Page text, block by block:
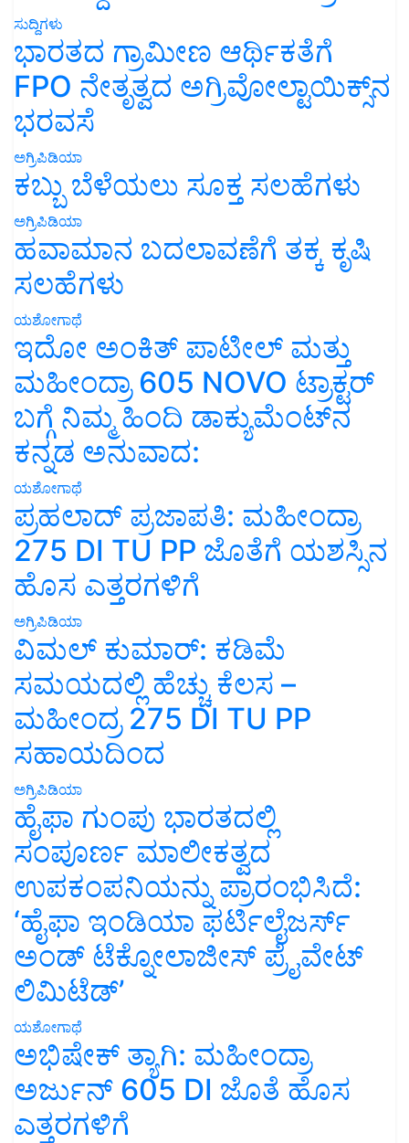
ಸುದ್ದಿಗಳು
ಭಾರತದ ಗ್ರಾಮೀಣ ಆರ್ಥಿಕತೆಗೆ
FPO ನೇತೃತ್ವದ ಅಗ್ರಿವೋಲ್ಟಾಯಿಕ್ಸ್‌ನ
ಭರವಸೆ
ಅಗ್ರಿಪಿಡಿಯಾ
ಕಬ್ಬು ಬೆಳೆಯಲು ಸೂಕ್ತ ಸಲಹೆಗಳು
ಅಗ್ರಿಪಿಡಿಯಾ
ಹವಾಮಾನ ಬದಲಾವಣೆಗೆ ತಕ್ಕ ಕೃಷಿ
ಸಲಹೆಗಳು
ಯಶೋಗಾಥೆ
ಇದೋ ಅಂಕಿತ್ ಪಾಟೀಲ್ ಮತ್ತು
ಮಹೀಂದ್ರಾ 605 NOVO ಟ್ರಾಕ್ಟರ್
ಬಗ್ಗೆ ನಿಮ್ಮ ಹಿಂದಿ ಡಾಕ್ಯುಮೆಂಟ್‌ನ
ಕನ್ನಡ ಅನುವಾದ:
ಯಶೋಗಾಥೆ
ಪ್ರಹಲಾದ್ ಪ್ರಜಾಪತಿ: ಮಹೀಂದ್ರಾ
275 DI TU PP ಜೊತೆಗೆ ಯಶಸ್ಸಿನ
ಹೊಸ ಎತ್ತರಗಳಿಗೆ
ಅಗ್ರಿಪಿಡಿಯಾ
ವಿಮಲ್ ಕುಮಾರ್: ಕಡಿಮೆ
ಸಮಯದಲ್ಲಿ ಹೆಚ್ಚು ಕೆಲಸ –
ಮಹೀಂದ್ರ 275 DI TU PP
ಸಹಾಯದಿಂದ
ಅಗ್ರಿಪಿಡಿಯಾ
ಹೈಫಾ ಗುಂಪು ಭಾರತದಲ್ಲಿ
ಸಂಪೂರ್ಣ ಮಾಲೀಕತ್ವದ
ಉಪಕಂಪನಿಯನ್ನು ಪ್ರಾರಂಭಿಸಿದೆ:
‘ಹೈಫಾ ಇಂಡಿಯಾ ಫರ್ಟಿಲೈಜರ್ಸ್
ಅಂಡ್ ಟೆಕ್ನೋಲಾಜೀಸ್ ಪ್ರೈವೇಟ್
ಲಿಮಿಟೆಡ್’
ಯಶೋಗಾಥೆ
ಅಭಿಷೇಕ್ ತ್ಯಾಗಿ: ಮಹೀಂದ್ರಾ
ಅರ್ಜುನ್ 605 DI ಜೊತೆ ಹೊಸ
ಎತ್ತರಗಳಿಗೆ